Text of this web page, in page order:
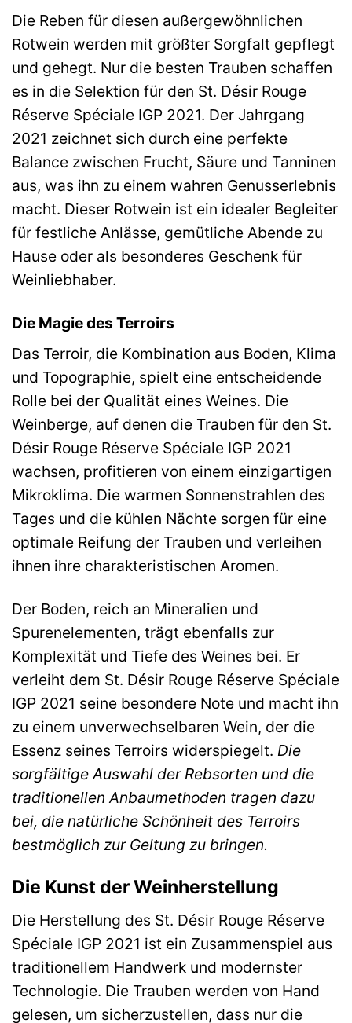
Die Reben für diesen außergewöhnlichen
Rotwein werden mit größter Sorgfalt gepflegt
und gehegt. Nur die besten Trauben schaffen
es in die Selektion für den St. Désir Rouge
Réserve Spéciale IGP 2021. Der Jahrgang
2021 zeichnet sich durch eine perfekte
Balance zwischen Frucht, Säure und Tanninen
aus, was ihn zu einem wahren Genusserlebnis
macht. Dieser Rotwein ist ein idealer Begleiter
für festliche Anlässe, gemütliche Abende zu
Hause oder als besonderes Geschenk für
Weinliebhaber.
Die Magie des Terroirs
Das Terroir, die Kombination aus Boden, Klima
und Topographie, spielt eine entscheidende
Rolle bei der Qualität eines Weines. Die
Weinberge, auf denen die Trauben für den St.
Désir Rouge Réserve Spéciale IGP 2021
wachsen, profitieren von einem einzigartigen
Mikroklima. Die warmen Sonnenstrahlen des
Tages und die kühlen Nächte sorgen für eine
optimale Reifung der Trauben und verleihen
ihnen ihre charakteristischen Aromen.
Der Boden, reich an Mineralien und
Spurenelementen, trägt ebenfalls zur
Komplexität und Tiefe des Weines bei. Er
verleiht dem St. Désir Rouge Réserve Spéciale
IGP 2021 seine besondere Note und macht ihn
zu einem unverwechselbaren Wein, der die
Essenz seines Terroirs widerspiegelt. Die
sorgfältige Auswahl der Rebsorten und die
traditionellen Anbaumethoden tragen dazu
bei, die natürliche Schönheit des Terroirs
bestmöglich zur Geltung zu bringen.
Die Kunst der Weinherstellung
Die Herstellung des St. Désir Rouge Réserve
Spéciale IGP 2021 ist ein Zusammenspiel aus
traditionellem Handwerk und modernster
Technologie. Die Trauben werden von Hand
gelesen, um sicherzustellen, dass nur die